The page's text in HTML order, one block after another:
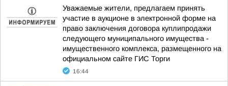
Уважаемые жители, предлагаем принять
участие в аукционе в электронной форме на
право заключения договора куплипродажи
следующего муниципального имущества -
имущественного комплекса, размещенного на
официальном сайте ГИС Торги
16:44